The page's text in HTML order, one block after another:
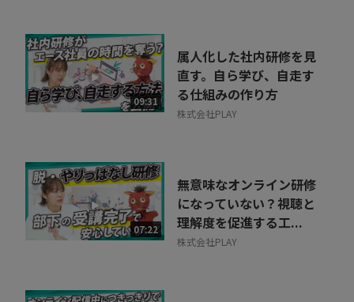
09:31
属人化した社内研修を見
直す。自ら学び、自走す
る仕組みの作り方
株式会社PLAY
07:22
無意味なオンライン研修
になっていない？視聴と
理解度を促進する工...
株式会社PLAY